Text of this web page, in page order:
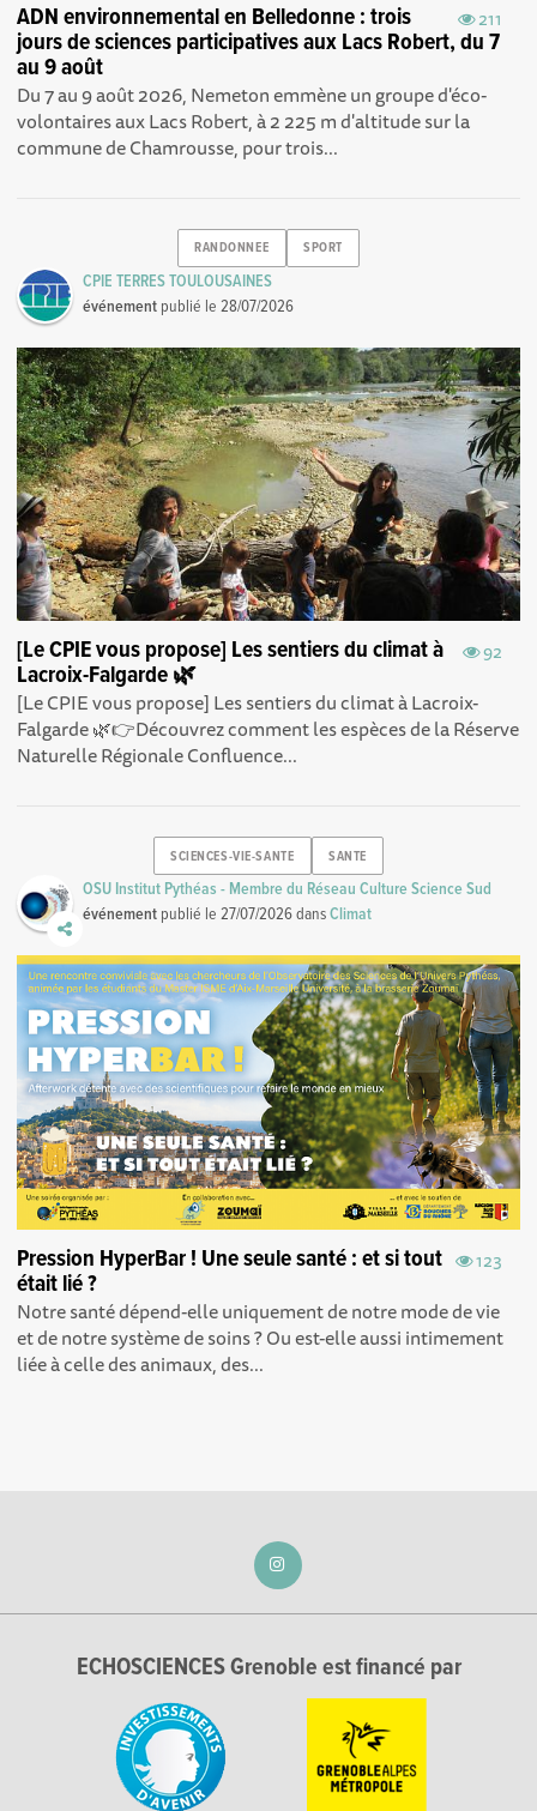
211
ADN environnemental en Belledonne : trois
jours de sciences participatives aux Lacs Robert, du 7
au 9 août
Du 7 au 9 août 2026, Nemeton emmène un groupe d'éco-
volontaires aux Lacs Robert, à 2 225 m d'altitude sur la
commune de Chamrousse, pour trois...
RANDONNEE SPORT
CPIE TERRES TOULOUSAINES
événement publié le28/07/2026
92
[Le CPIE vous propose] Les sentiers du climat à
Lacroix-Falgarde 🌿
[Le CPIE vous propose] Les sentiers du climat à Lacroix-
Falgarde 🌿👉Découvrez comment les espèces de la Réserve
Naturelle Régionale Confluence...
SCIENCES-VIE-SANTE SANTE
OSU Institut Pythéas - Membre du Réseau Culture Science Sud
événement publié le27/07/2026dansClimat
123
Pression HyperBar ! Une seule santé : et si tout
était lié ?
Notre santé dépend-elle uniquement de notre mode de vie
et de notre système de soins ? Ou est-elle aussi intimement
liée à celle des animaux, des...
ECHOSCIENCES Grenoble est financé par